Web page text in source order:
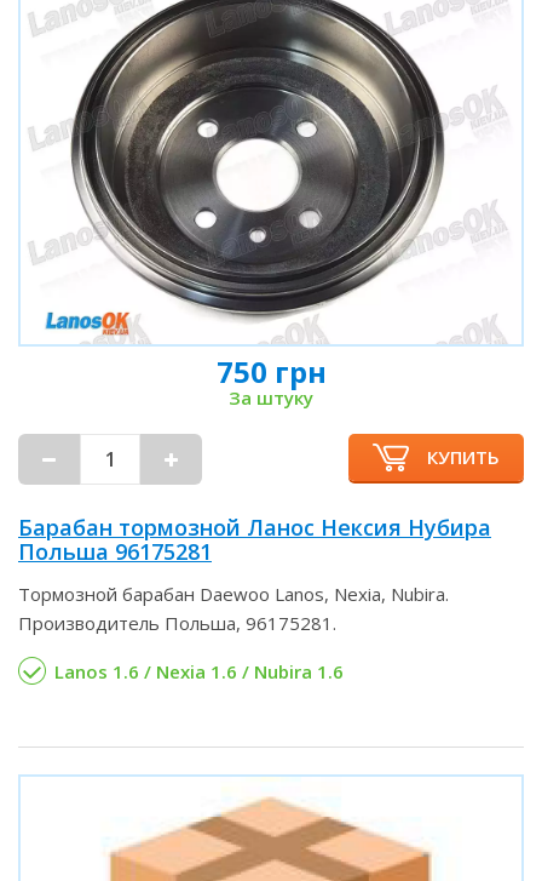
750 грн
За штуку
КУПИТЬ
Барабан тормозной Ланос Нексия Нубира
Польша 96175281
Тормозной барабан Daewoo Lanos, Nexia, Nubira.
Производитель Польша, 96175281.
Lanos 1.6 / Nexia 1.6 / Nubira 1.6